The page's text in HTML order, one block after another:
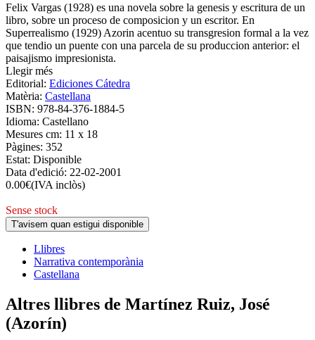
Felix Vargas (1928) es una novela sobre la genesis y escritura de un
libro, sobre un proceso de composicion y un escritor. En
Superrealismo (1929) Azorin acentuo su transgresion formal a la vez
que tendio un puente con una parcela de su produccion anterior: el
paisajismo impresionista.
Llegir més
Editorial: Ediciones Cátedra
Matèria: Castellana
ISBN: 978-84-376-1884-5
Idioma: Castellano
Mesures cm: 11 x 18
Pàgines: 352
Estat: Disponible
Data d'edició: 22-02-2001
0.00€(IVA inclòs)
Sense stock
T'avisem quan estigui disponible
Llibres
Narrativa contemporània
Castellana
Altres llibres de Martínez Ruiz, José
(Azorín)